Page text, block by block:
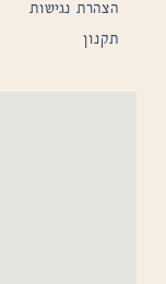
הצהרת נגישות
תקנון